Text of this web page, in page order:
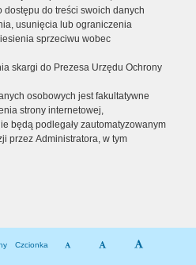
dostępu do treści swoich danych
usunięcia lub ograniczenia
sprzeciwu wobec
skargi do Prezesa Urzędu Ochrony
osobowych jest fakultatywne
strony internetowej,
będą podlegały zautomatyzowanym
przez Administratora, w tym
Czcionka